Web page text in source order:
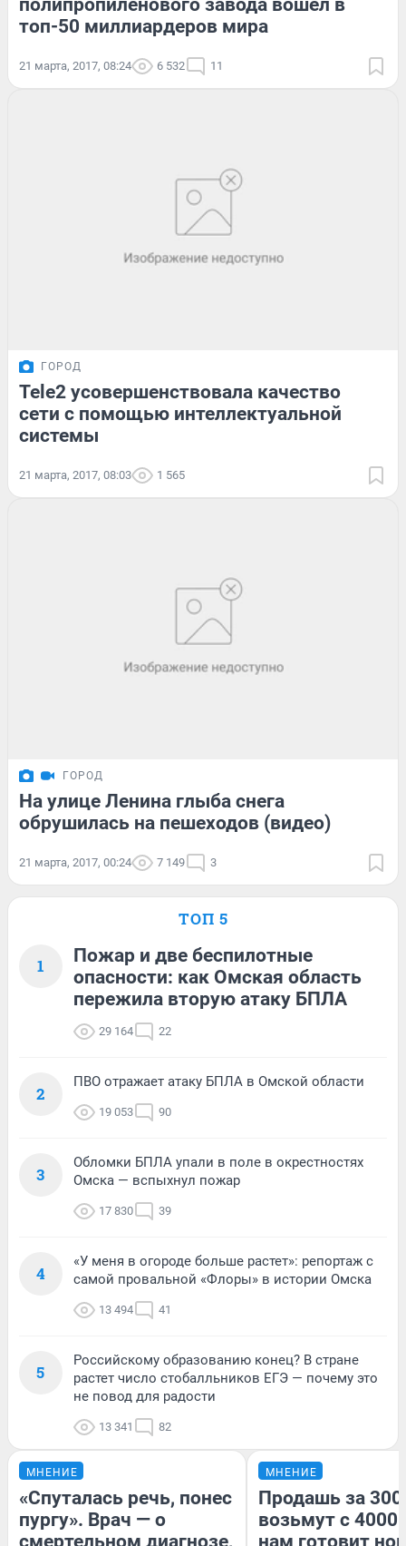
полипропиленового завода вошел в
топ-50 миллиардеров мира
21 марта, 2017, 08:24 6 532 11
ГОРОД
Tele2 усовершенствовала качество
сети с помощью интеллектуальной
системы
21 марта, 2017, 08:03 1 565
ГОРОД
На улице Ленина глыба снега
обрушилась на пешеходов (видео)
21 марта, 2017, 00:24 7 149 3
ТОП 5
1
Пожар и две беспилотные
опасности: как Омская область
пережила вторую атаку БПЛА
29 164 22
2
ПВО отражает атаку БПЛА в Омской области
19 053 90
3
Обломки БПЛА упали в поле в окрестностях
Омска — вспыхнул пожар
17 830 39
4
«У меня в огороде больше растет»: репортаж с
самой провальной «Флоры» в истории Омска
13 494 41
5
Российскому образованию конец? В стране
растет число стобалльников ЕГЭ — почему это
не повод для радости
13 341 82
МНЕНИЕ
«Спуталась речь, понес
пургу». Врач — о
смертельном диагнозе,
МНЕНИЕ
Продашь за
возьмут с
нам готовит